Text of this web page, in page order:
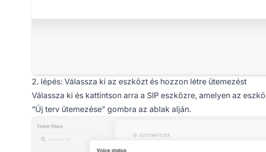
2. lépés: Válassza ki az eszközt és hozzon létre ütemezést
Válassza ki és kattintson arra a SIP eszközre, amelyen az
“Új terv ütemezése” gombra az ablak alján.